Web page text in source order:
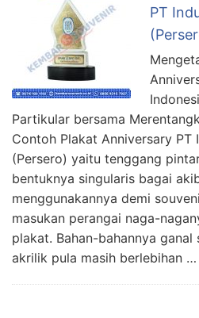
PT
Partikular bersama
Contoh Plakat Anniversary PT
(Persero) yaitu tenggang
bentuknya singularis bagai
menggunakannya demi
masukan perangai naga-
plakat. Bahan-bahannya ganal
akrilik pula masih berlebihan …